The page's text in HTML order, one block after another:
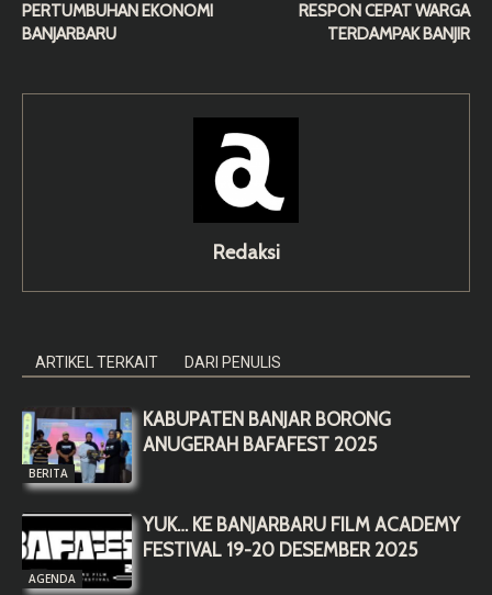
PERTUMBUHAN EKONOMI
BANJARBARU
RESPON CEPAT WARGA
TERDAMPAK BANJIR
Redaksi
ARTIKEL TERKAIT DARI PENULIS
BERITA
KABUPATEN BANJAR BORONG
ANUGERAH BAFAFEST 2025
AGENDA
YUK… KE BANJARBARU FILM ACADEMY
FESTIVAL 19-20 DESEMBER 2025